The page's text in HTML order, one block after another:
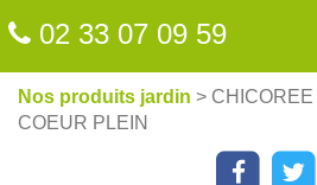
02 33 07 09 59
Nos produits jardin >
COEUR PLEIN